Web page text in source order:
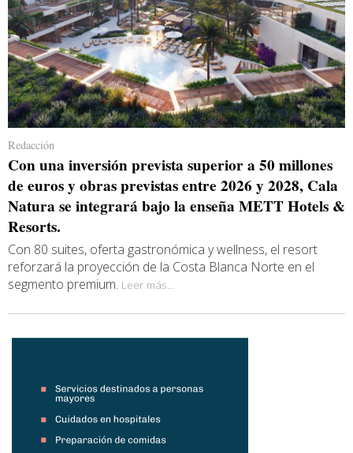
Redacción
Con una inversión prevista superior a 50 millones
de euros y obras previstas entre 2026 y 2028, Cala
Natura se integrará bajo la enseña METT Hotels &
Resorts.
Con 80 suites, oferta gastronómica y wellness, el resort
reforzará la proyección de la Costa Blanca Norte en el
segmento premium. Leer más...